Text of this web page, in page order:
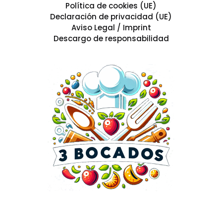
Política de cookies (UE)
Declaración de privacidad (UE)
Aviso Legal / Imprint
Descargo de responsabilidad